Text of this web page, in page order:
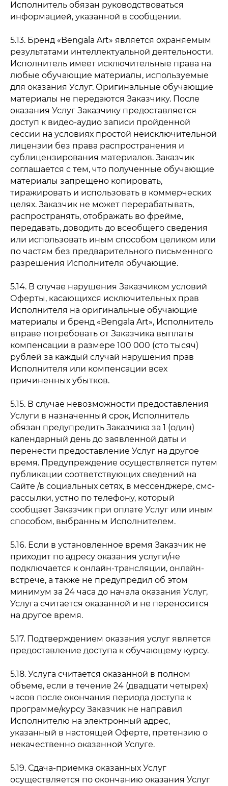
Исполнитель обязан руководствоваться
информацией, указанной в сообщении.
5.13. Бренд «Bengala Art» является охраняемым
результатами интеллектуальной деятельности.
Исполнитель имеет исключительные права на
любые обучающие материалы, используемые
для оказания Услуг. Оригинальные обучающие
материалы не передаются Заказчику. После
оказания Услуг Заказчику предоставляется
доступ к видео-аудио записи пройденной
сессии на условиях простой неисключительной
лицензии без права распространения и
сублицензирования материалов. Заказчик
соглашается с тем, что полученные обучающие
материалы запрещено копировать,
тиражировать и использовать в коммерческих
целях. Заказчик не может перерабатывать,
распространять, отображать во фрейме,
передавать, доводить до всеобщего сведения
или использовать иным способом целиком или
по частям без предварительного письменного
разрешения Исполнителя обучающие.
5.14. В случае нарушения Заказчиком условий
Оферты, касающихся исключительных прав
Исполнителя на оригинальные обучающие
материалы и бренд «Bengala Art», Исполнитель
вправе потребовать от Заказчика выплаты
компенсации в размере 100 000 (сто тысяч)
рублей за каждый случай нарушения прав
Исполнителя или компенсации всех
причиненных убытков.
5.15. В случае невозможности предоставления
Услуги в назначенный срок, Исполнитель
обязан предупредить Заказчика за 1 (один)
календарный день до заявленной даты и
перенести предоставление Услуг на другое
время. Предупреждение осуществляется путем
публикации соответствующих сведений на
Сайте /в социальных сетях, в мессенджере, смс-
рассылки, устно по телефону, который
сообщает Заказчик при оплате Услуг или иным
способом, выбранным Исполнителем.
5.16. Если в установленное время Заказчик не
приходит по адресу оказания услуги/не
подключается к онлайн-трансляции, онлайн-
встрече, а также не предупредил об этом
минимум за 24 часа до начала оказания Услуг,
Услуга считается оказанной и не переносится
на другое время.
5.17. Подтверждением оказания услуг является
предоставление доступа к обучающему курсу.
5.18. Услуга считается оказанной в полном
объеме, если в течение 24 (двадцати четырех)
часов после окончания периода доступа к
программе/курсу Заказчик не направил
Исполнителю на электронный адрес,
указанный в настоящей Оферте, претензию о
некачественно оказанной Услуге.
5.19. Сдача-приемка оказанных Услуг
осуществляется по окончанию оказания Услуг